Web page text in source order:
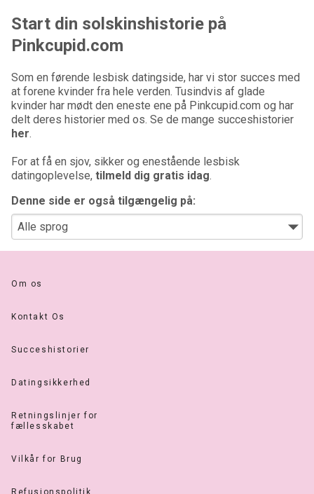
Start din solskinshistorie på
Pinkcupid.com
Som en førende lesbisk datingside, har vi stor succes med
at forene kvinder fra hele verden. Tusindvis af glade
kvinder har mødt den eneste ene på Pinkcupid.com og har
delt deres historier med os. Se de mange succeshistorier
her.
For at få en sjov, sikker og enestående lesbisk
datingoplevelse, tilmeld dig gratis idag.
Denne side er også tilgængelig på:
Om os
Kontakt Os
Succeshistorier
Datingsikkerhed
Retningslinjer for
fællesskabet
Vilkår for Brug
Refusionspolitik